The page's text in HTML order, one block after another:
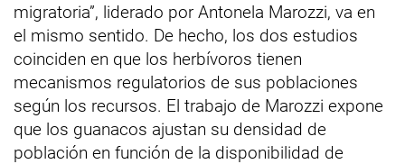
migratoria”, liderado por Antonela Marozzi, va en
el mismo sentido. De hecho, los dos estudios
coinciden en que los herbívoros tienen
mecanismos regulatorios de sus poblaciones
según los recursos. El trabajo de Marozzi expone
que los guanacos ajustan su densidad de
población en función de la disponibilidad de